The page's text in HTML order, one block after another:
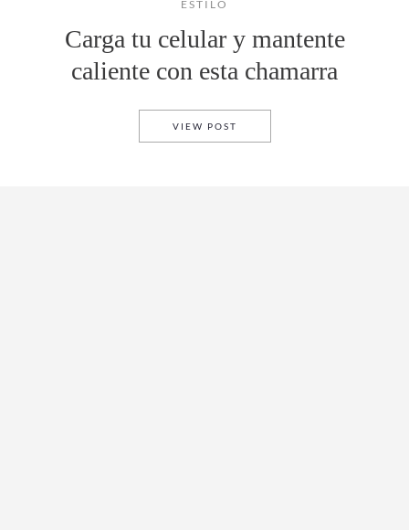
ESTILO
Carga tu celular y mantente
caliente con esta chamarra
VIEW POST